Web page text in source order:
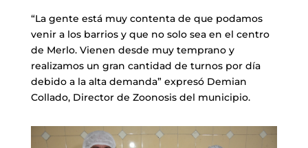
“La gente está muy contenta de que podamos
venir a los barrios y que no solo sea en el centro
de Merlo. Vienen desde muy temprano y
realizamos un gran cantidad de turnos por día
debido a la alta demanda” expresó Demian
Collado, Director de Zoonosis del municipio.